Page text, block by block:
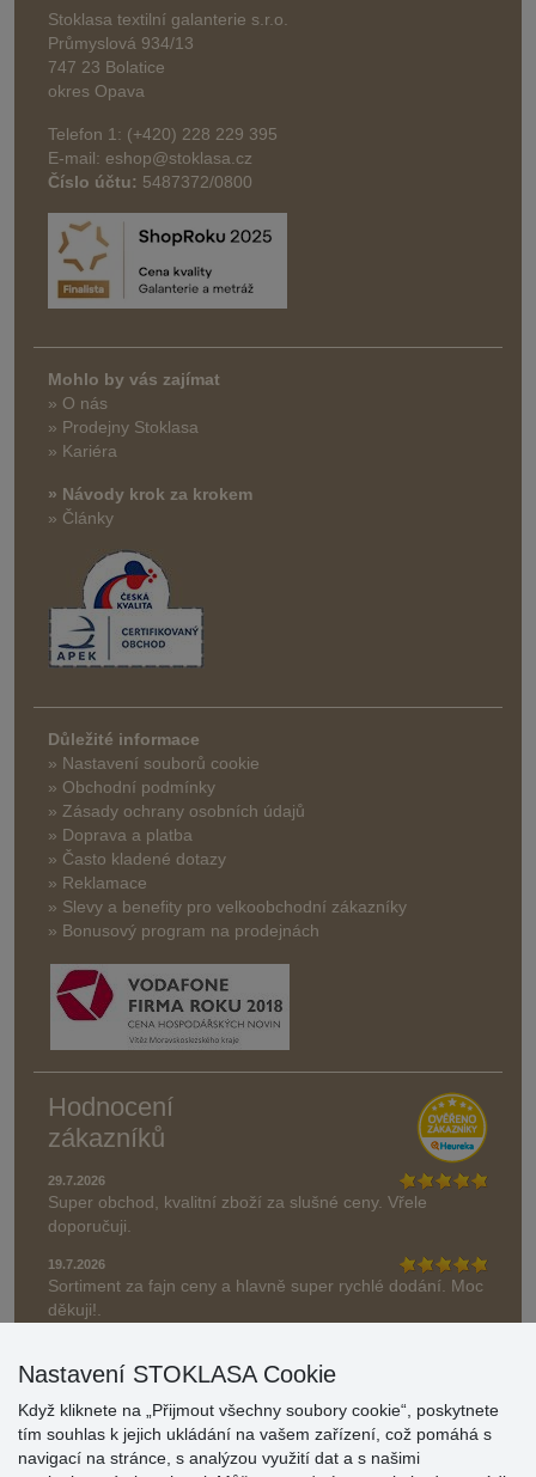
Stoklasa textilní galanterie s.r.o.
Průmyslová 934/13
747 23 Bolatice
okres Opava
Telefon 1: (+420) 228 229 395
E-mail: eshop@stoklasa.cz
Číslo účtu: 5487372/0800
Mohlo by vás zajímat
» O nás
» Prodejny Stoklasa
» Kariéra
» Návody krok za krokem
» Články
Důležité informace
» Nastavení souborů cookie
» Obchodní podmínky
» Zásady ochrany osobních údajů
» Doprava a platba
» Často kladené dotazy
» Reklamace
» Slevy a benefity pro velkoobchodní zákazníky
» Bonusový program na prodejnách
Hodnocení
zákazníků
29.7.2026
Super obchod, kvalitní zboží za slušné ceny. Vřele
doporučuji.
19.7.2026
Sortiment za fajn ceny a hlavně super rychlé dodání. Moc
děkuji!.
» Aktuálně 19084 recenzí
Nastavení STOKLASA Cookie
Když kliknete na „Přijmout všechny soubory cookie“, poskytnete
tím souhlas k jejich ukládání na vašem zařízení, což pomáhá s
navigací na stránce, s analýzou využití dat a s našimi